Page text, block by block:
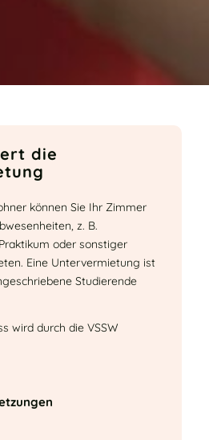
die
können Sie Ihr Zimmer
z. B.
oder sonstiger
Eine Untervermietung ist
Studierende
wird durch die VSSW